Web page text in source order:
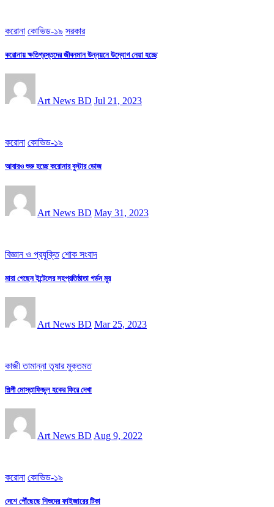
করোনা কোভিড-১৯ সরকার
করোনায় ক্ষতিগ্রস্তদের জীবনমান উন্নয়নে উদ্যোগ নেয়া হচ্ছে
Art News BD Jul 21, 2023
করোনা কোভিড-১৯
আবারও শুরু হচ্ছে করোনার বুস্টার ডোজ
Art News BD May 31, 2023
বিজ্ঞান ও প্রযুক্তি শোক সংবাদ
মারা গেছেন ইন্টেলের সহপ্রতিষ্ঠাতা গর্ডন মুর
Art News BD Mar 25, 2023
কাজী তামান্না তৃষার মুক্তমত
শিল্পী মোস্তাফিজুল হকের ফিরে দেখা
Art News BD Aug 9, 2022
করোনা কোভিড-১৯
দেশে পৌঁছেছে শিশুদের ফাইজারের টিকা